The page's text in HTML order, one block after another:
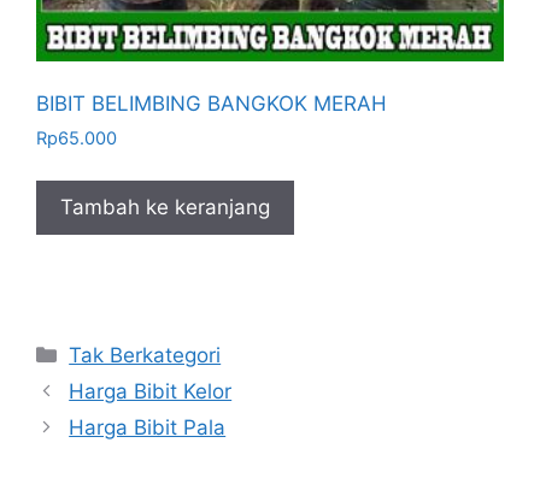
BIBIT BELIMBING BANGKOK MERAH
Rp65.000
Tambah ke keranjang
Kategori
Tak Berkategori
Harga Bibit Kelor
Harga Bibit Pala